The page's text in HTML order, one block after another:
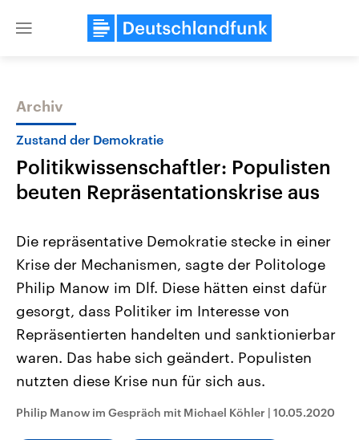
Close
Themen
Landtagswahl Sachsen-Anhalt
2026
Alle Informationen
Sachsen-Anhalt wählt am 6.
September 2026 einen neuen
Landtag. Seit 2021 wird das
Bundesland von einer Koalition aus
Umfragen, Prognosen,
und Hintergründe zu den Parteien
und Kandidaten der anstehenden
USA
Aktuelle Beiträge,
Wirtschaftlich und
gehören die Vereinigten
den mächtigsten Ländern
mit großem Einfluss auf
aktuelle Weltgeschehen.
Sendungen Programm Podcasts
Archiv
Zustand der Demokratie
Politikwissenschaftler: Populisten
beuten Repräsentationskrise aus
Die repräsentative Demokratie stecke in einer
Krise der Mechanismen, sagte der Politologe
Philip Manow im Dlf. Diese hätten einst dafür
gesorgt, dass Politiker im Interesse von
Repräsentierten handelten und sanktionierbar
waren. Das habe sich geändert. Populisten
nutzten diese Krise nun für sich aus.
Philip Manow im Gespräch mit Michael Köhler | 10.05.2020